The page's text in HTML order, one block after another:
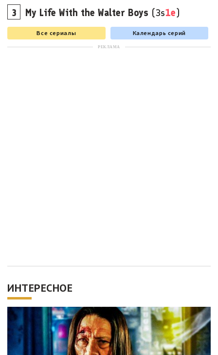
My Life With the Walter Boys (3s1e)
Все сериалы Календарь серий
РЕКЛАМА
ИНТЕРЕСНОЕ